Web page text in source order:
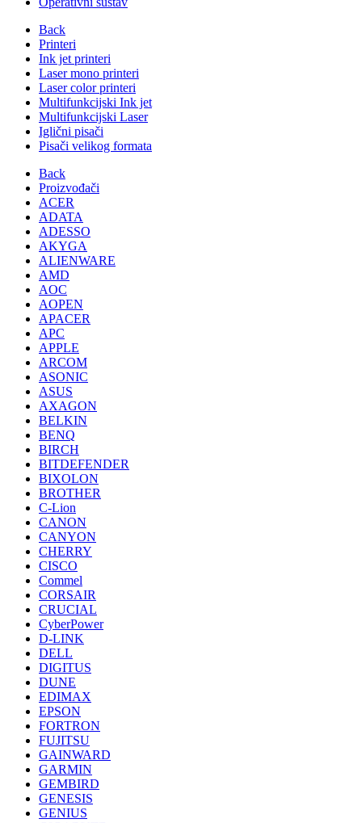
Back
Printeri
Ink jet printeri
Laser mono printeri
Laser color printeri
Multifunkcijski Ink jet
Multifunkcijski Laser
Iglični pisači
Pisači velikog formata
Back
Proizvođači
ACER
ADATA
ADESSO
AKYGA
ALIENWARE
AMD
AOC
AOPEN
APACER
APC
APPLE
ARCOM
ASONIC
ASUS
AXAGON
BELKIN
BENQ
BIRCH
BITDEFENDER
BIXOLON
BROTHER
C-Lion
CANON
CANYON
CHERRY
CISCO
Commel
CORSAIR
CRUCIAL
CyberPower
D-LINK
DELL
DIGITUS
DUNE
EDIMAX
EPSON
FORTRON
FUJITSU
GAINWARD
GARMIN
GEMBIRD
GENESIS
GENIUS